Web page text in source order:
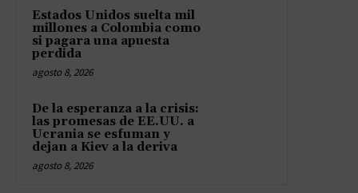
Estados Unidos suelta mil
millones a Colombia como
si pagara una apuesta
perdida
agosto 8, 2026
De la esperanza a la crisis:
las promesas de EE.UU. a
Ucrania se esfuman y
dejan a Kiev a la deriva
agosto 8, 2026